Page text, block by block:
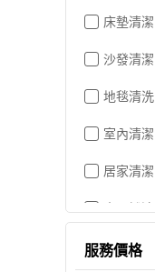
床墊清潔
沙發清潔
地毯清洗
室內清潔
居家清潔
空屋打掃
服務價格